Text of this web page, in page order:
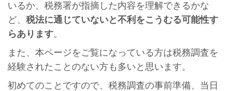
いるか、税務署が指摘した内容を理解できるかな
ど、 税法に通じていないと不利をこうむる可能性す
らあります。
また、本ページをご覧になっている方は税務調査を
経験されたことのない方も多いと思います。
初めてのことですので、税務調査の事前準備、当日